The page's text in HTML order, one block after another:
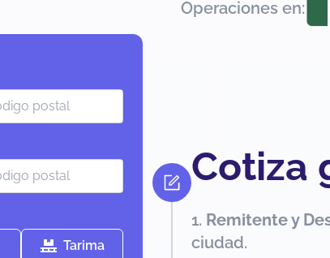
Operaciones en:
Tarima
Cotiza
Remitente y
ciudad.